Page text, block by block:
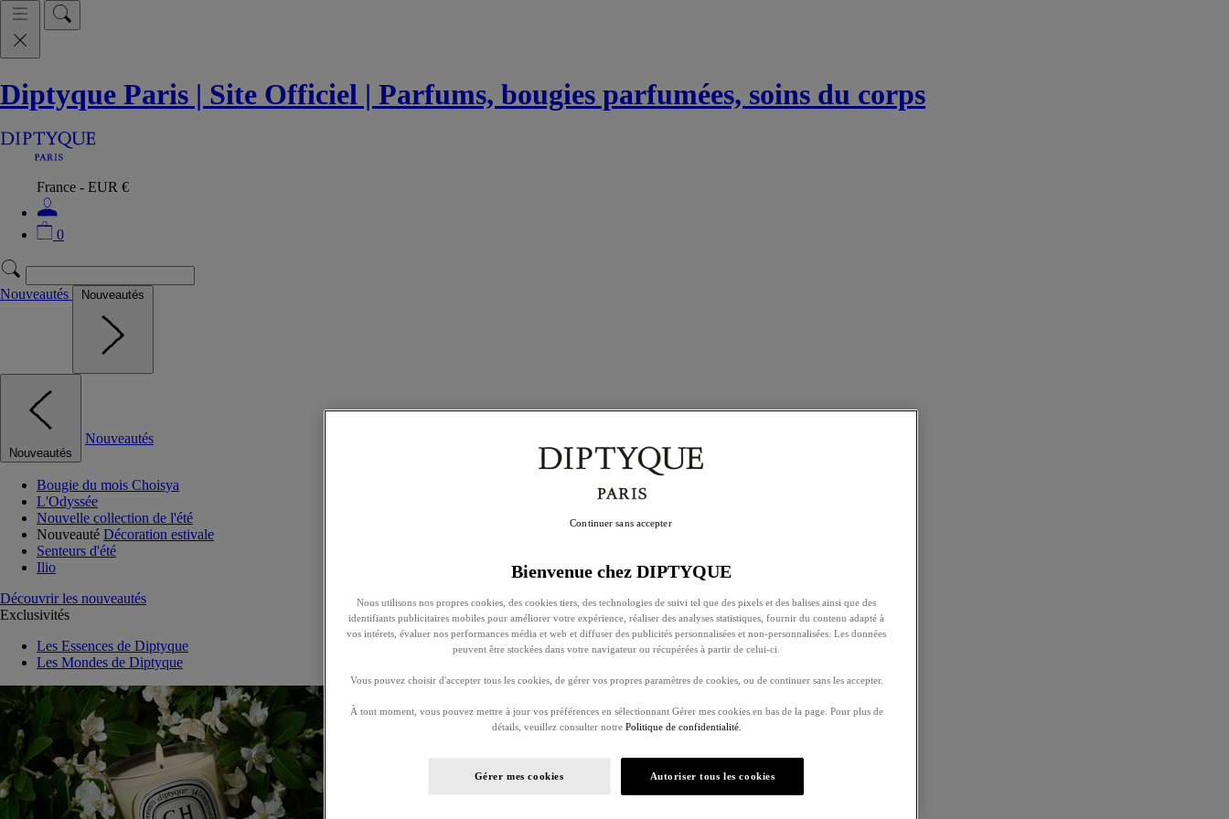
Diptyque Paris | Site Officiel | Parfums, bougies parfumées, soins du corps
France - EUR €
0
Nouveautés Nouveautés
Nouveautés
Nouveautés
Bougie du mois Choisya
L'Odyssée
Nouvelle collection de l'été
Nouveauté Décoration estivale
Senteurs d'été
Ilio
Découvrir les nouveautés
Exclusivités
Les Essences de Diptyque
Les Mondes de Diptyque
Bienvenue chez DIPTYQUE
Nous utilisons nos propres cookies, des cookies tiers, des technologies de suivi tel que des pixels et des balises ainsi que des
identifiants publicitaires mobiles pour améliorer votre expérience, réaliser des analyses statistiques, fournir du contenu adapté à
vos intérets, évaluer nos performances média et web et diffuser des publicités personnalisées et non-personnalisées. Les données
peuvent être stockées dans votre navigateur ou récupérées à partir de celui-ci.
Vous pouvez choisir d'accepter tous les cookies, de gérer vos propres paramètres de cookies, ou de continuer sans les accepter.
À tout moment, vous pouvez mettre à jour vos préférences en sélectionnant Gérer mes cookies en bas de la page. Pour plus de
détails, veuillez consulter notre Politique de confidentialité.
Gérer mes cookies Autoriser tous les cookies
Continuer sans accepter